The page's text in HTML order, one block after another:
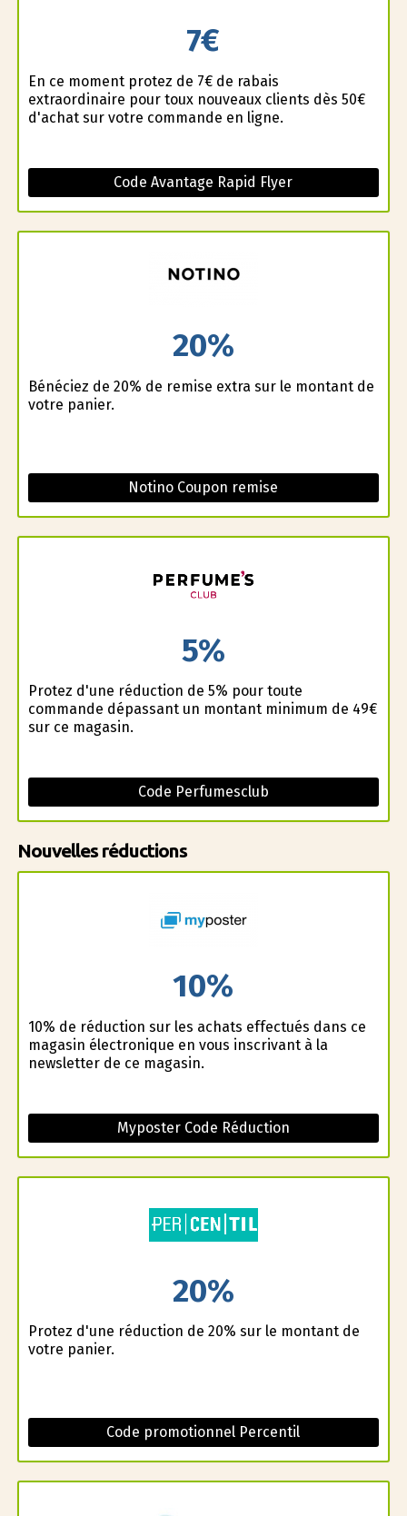
7€
En ce moment profitez de 7€ de rabais
extraordinaire pour toux nouveaux clients dès 50€
d'achat sur votre commande en ligne.
Code Avantage Rapid Flyer
20%
Bénéficiez de 20% de remise extra sur le montant de
votre panier.
Notino Coupon remise
5%
Profitez d'une réduction de 5% pour toute
commande dépassant un montant minimum de 49€
sur ce magasin.
Code Perfumesclub
Nouvelles réductions
10%
10% de réduction sur les achats effectués dans ce
magasin électronique en vous inscrivant à la
newsletter de ce magasin.
Myposter Code Réduction
20%
Profitez d'une réduction de 20% sur le montant de
votre panier.
Code promotionnel Percentil